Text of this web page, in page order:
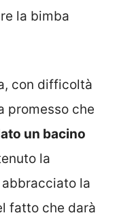
la bimba
con difficoltà
promesso che
un bacino
la
la
fatto che darà